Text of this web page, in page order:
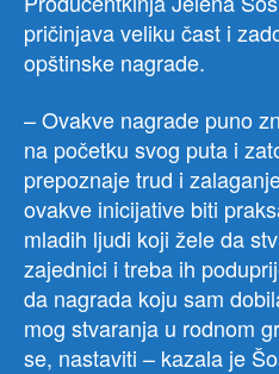
pričinjava veliku čast i
opštinske nagrade.
– Ovakve nagrade puno
na početku svog puta i
prepoznaje trud i
ovakve inicijative biti
mladih ljudi koji žele da
zajednici i treba ih
da nagrada koju sam
mog stvaranja u rodnom
se, nastaviti – kazala je